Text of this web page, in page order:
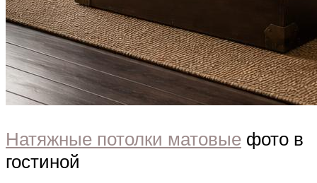
Натяжные потолки матовые фото в
гостиной